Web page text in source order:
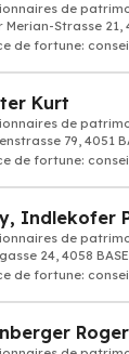
de
Merian-Strasse 21,
de fortune:
Kurt
de
79, 4051
de fortune:
de
24, 4058
de fortune:
Roger